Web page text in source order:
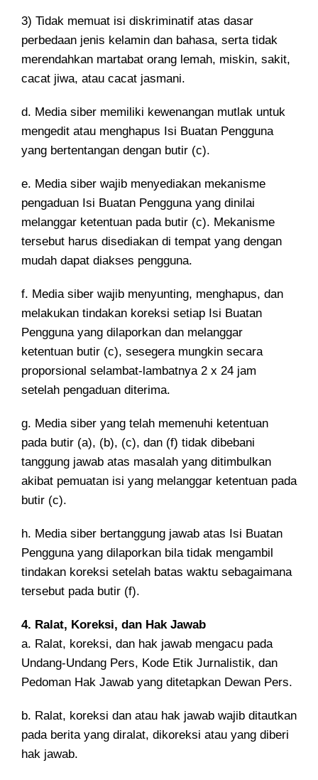
3) Tidak memuat isi diskriminatif atas dasar
perbedaan jenis kelamin dan bahasa, serta tidak
merendahkan martabat orang lemah, miskin, sakit,
cacat jiwa, atau cacat jasmani.
d. Media siber memiliki kewenangan mutlak untuk
mengedit atau menghapus Isi Buatan Pengguna
yang bertentangan dengan butir (c).
e. Media siber wajib menyediakan mekanisme
pengaduan Isi Buatan Pengguna yang dinilai
melanggar ketentuan pada butir (c). Mekanisme
tersebut harus disediakan di tempat yang dengan
mudah dapat diakses pengguna.
f. Media siber wajib menyunting, menghapus, dan
melakukan tindakan koreksi setiap Isi Buatan
Pengguna yang dilaporkan dan melanggar
ketentuan butir (c), sesegera mungkin secara
proporsional selambat-lambatnya 2 x 24 jam
setelah pengaduan diterima.
g. Media siber yang telah memenuhi ketentuan
pada butir (a), (b), (c), dan (f) tidak dibebani
tanggung jawab atas masalah yang ditimbulkan
akibat pemuatan isi yang melanggar ketentuan pada
butir (c).
h. Media siber bertanggung jawab atas Isi Buatan
Pengguna yang dilaporkan bila tidak mengambil
tindakan koreksi setelah batas waktu sebagaimana
tersebut pada butir (f).
4. Ralat, Koreksi, dan Hak Jawab
a. Ralat, koreksi, dan hak jawab mengacu pada
Undang-Undang Pers, Kode Etik Jurnalistik, dan
Pedoman Hak Jawab yang ditetapkan Dewan Pers.
b. Ralat, koreksi dan atau hak jawab wajib ditautkan
pada berita yang diralat, dikoreksi atau yang diberi
hak jawab.